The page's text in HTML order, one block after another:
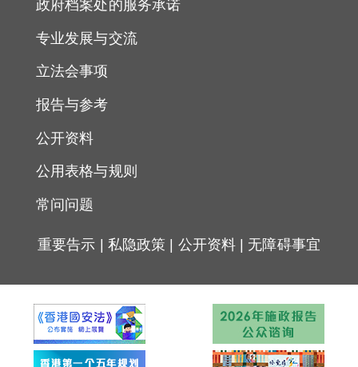
政府档案处的服务承诺
专业发展与交流
立法会事项
报告与参考
公开资料
公用表格与规则
常问问题
重要告示 私隐政策 公开资料 无障碍事宜